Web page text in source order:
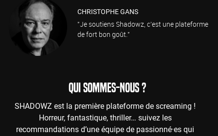
CHRISTOPHE GANS
"Je soutiens Shadowz, c'est une plateforme
de fort bon goût."
QUI SOMMES-NOUS ?
SHADOWZ est la première plateforme de screaming !
Horreur, fantastique, thriller… suivez les
recommandations d’une équipe de passionné·es qui